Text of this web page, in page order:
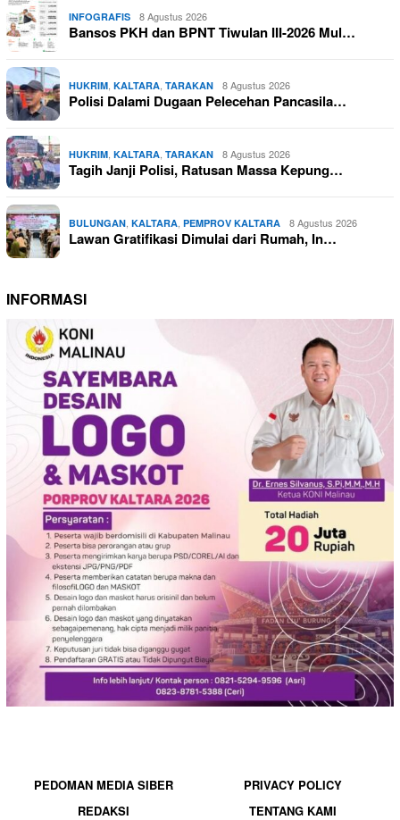
INFOGRAFIS 8 Agustus 2026
Bansos PKH dan BPNT Tiwulan III-2026 Mul…
HUKRIM, KALTARA, TARAKAN 8 Agustus 2026
Polisi Dalami Dugaan Pelecehan Pancasila…
HUKRIM, KALTARA, TARAKAN 8 Agustus 2026
Tagih Janji Polisi, Ratusan Massa Kepung…
BULUNGAN, KALTARA, PEMPROV KALTARA 8 Agustus 2026
Lawan Gratifikasi Dimulai dari Rumah, In…
INFORMASI
PEDOMAN MEDIA SIBER
PRIVACY POLICY
REDAKSI
TENTANG KAMI